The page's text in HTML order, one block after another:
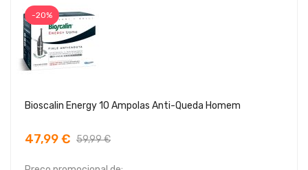
-20%
Bioscalin Energy 10 Ampolas Anti-Queda Homem
47,99 € 59,99 €